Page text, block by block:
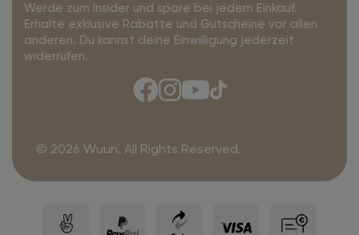
Werde zum Insider und spare bei jedem Einkauf.
Erhalte exklusive Rabatte und Gutscheine vor allen
anderen. Du kannst deine Einwilligung jederzeit
widerrufen.
© 2026 Wuun. All Rights Reserved.